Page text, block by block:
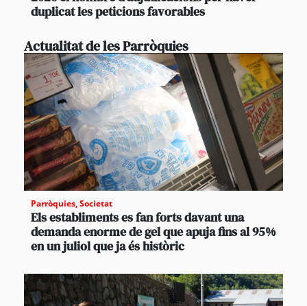
duplicat les peticions favorables
Actualitat de les Parròquies
Parròquies,Societat
Els establiments es fan forts davant una
demanda enorme de gel que apuja fins al 95%
en un juliol que ja és històric